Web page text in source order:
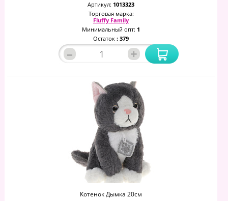
Артикул: 1013323
Торговая марка:
Fluffy Family
Минимальный опт: 1
Остаток : 379
– +
Котенок Дымка 20см